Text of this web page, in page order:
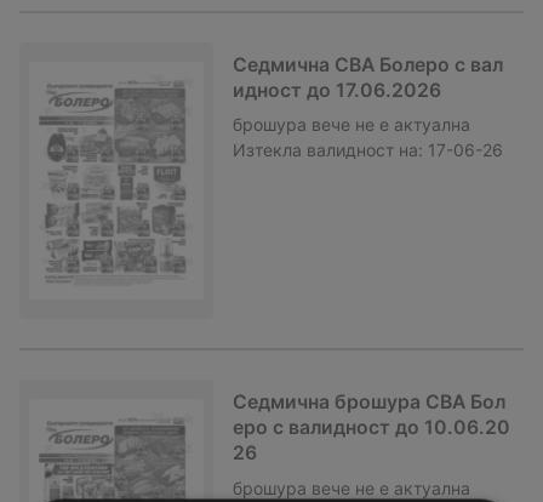
Седмична CBA Болеро с вал
идност до 17.06.2026
брошура вече не е актуална
Изтекла валидност на: 17-06-26
Седмична брошура CBA Бол
еро с валидност до 10.06.20
26
брошура вече не е актуална